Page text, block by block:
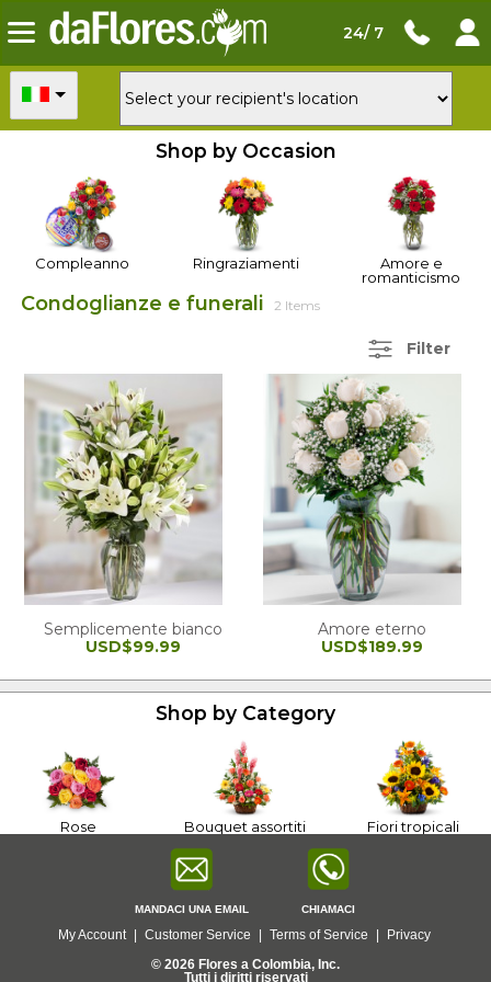
24/ 7
Shop by Occasion
Compleanno Ringraziamenti
Amore e
romanticismo
Condoglianze e funerali 2 Items
Filter
Semplicemente bianco
USD$99.99
Amore eterno
USD$189.99
Shop by Category
Rose Bouquet assortiti Fiori tropicali
MANDACI UNA EMAIL CHIAMACI
My Account | Customer Service | Terms of Service |
Privacy
© 2026 Flores a Colombia, Inc.
Tutti i diritti riservati